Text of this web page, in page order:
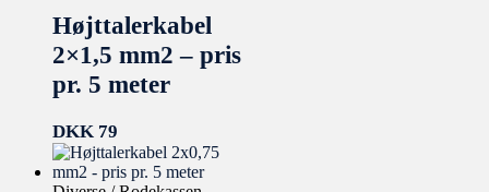
Højttalerkabel
2×1,5 mm2 – pris
pr. 5 meter
DKK 79